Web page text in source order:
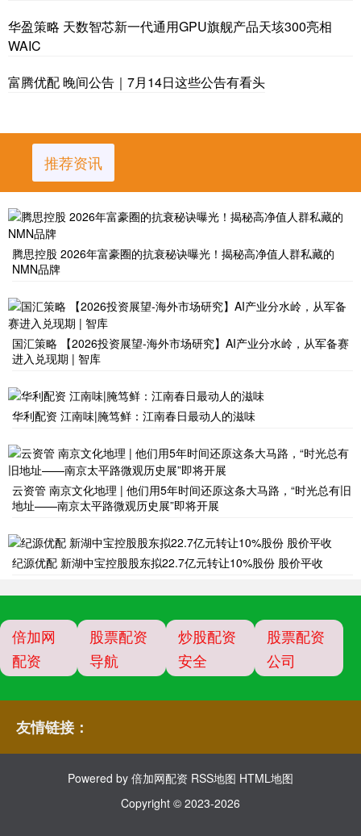
华盈策略 天数智芯新一代通用GPU旗舰产品天垓300亮相
WAIC
富腾优配 晚间公告｜7月14日这些公告有看头
推荐资讯
腾思控股 2026年富豪圈的抗衰秘诀曝光！揭秘高净值人群私藏的
NMN品牌
国汇策略 【2026投资展望-海外市场研究】AI产业分水岭，从军备赛
进入兑现期 | 智库
华利配资 江南味|腌笃鲜：江南春日最动人的滋味
云资管 南京文化地理 | 他们用5年时间还原这条大马路，“时光总有旧
地址——南京太平路微观历史展”即将开展
纪源优配 新湖中宝控股股东拟22.7亿元转让10%股份 股价平收
倍加网
配资
股票配资
导航
炒股配资
安全
股票配资
公司
友情链接：
Powered by 倍加网配资 RSS地图 HTML地图
Copyright © 2023-2026